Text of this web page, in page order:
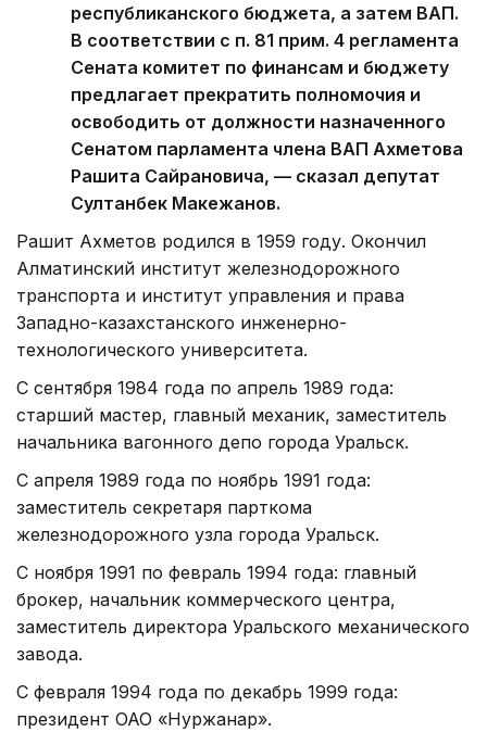
республиканского бюджета, а затем ВАП.
В соответствии с п. 81 прим. 4 регламента
Сената комитет по финансам и бюджету
предлагает прекратить полномочия и
освободить от должности назначенного
Сенатом парламента члена ВАП Ахметова
Рашита Сайрановича, — сказал депутат
Султанбек Макежанов.
Рашит Ахметов родился в 1959 году. Окончил
Алматинский институт железнодорожного
транспорта и институт управления и права
Западно-казахстанского инженерно-
технологического университета.
С сентября 1984 года по апрель 1989 года:
старший мастер, главный механик, заместитель
начальника вагонного депо города Уральск.
С апреля 1989 года по ноябрь 1991 года:
заместитель секретаря парткома
железнодорожного узла города Уральск.
С ноября 1991 по февраль 1994 года: главный
брокер, начальник коммерческого центра,
заместитель директора Уральского механического
завода.
С февраля 1994 года по декабрь 1999 года:
президент ОАО «Нуржанар».